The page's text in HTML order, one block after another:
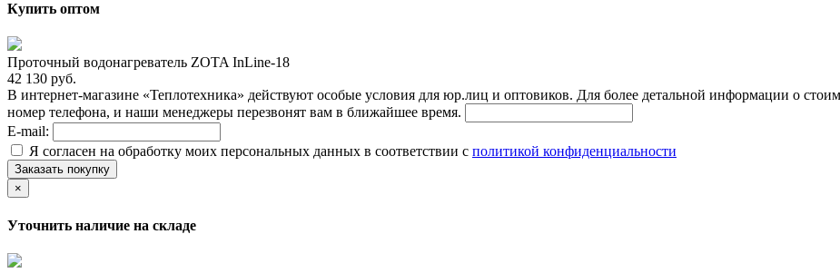
Купить оптом
Проточный водонагреватель ZOTA InLine-18
42 130 руб.
В интернет-магазине «Теплотехника» действуют особые условия для юр.лиц и оптовиков. Для более детальной информации о
номер телефона, и наши менеджеры перезвонят вам в ближайшее время.
E-mail:
Я согласен на обработку моих персональных данных в соответствии с политикой конфиденциальности
Заказать покупку
×
Уточнить наличие на складе